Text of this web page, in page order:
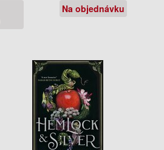
Na objednávku